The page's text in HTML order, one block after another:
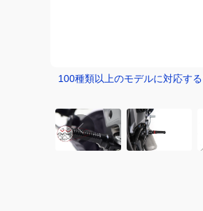
100種類以上のモデルに対応す